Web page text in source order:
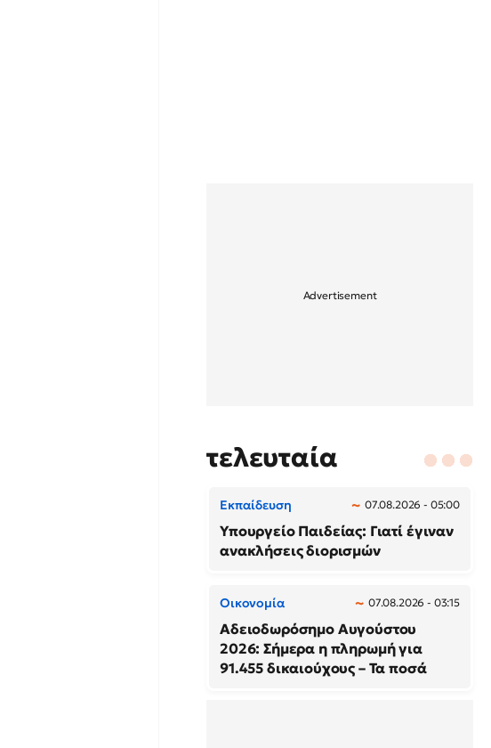
τελευταία
Εκπαίδευση 07.08.2026 - 05:00
Υπουργείο Παιδείας: Γιατί έγιναν
ανακλήσεις διορισμών
Οικονομία 07.08.2026 - 03:15
Αδειοδωρόσημο Αυγούστου
2026: Σήμερα η πληρωμή για
91.455 δικαιούχους – Τα ποσά